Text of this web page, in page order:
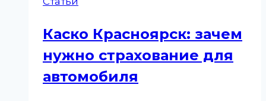
Каско Красноярск: зачем
нужно страхование для
автомобиля